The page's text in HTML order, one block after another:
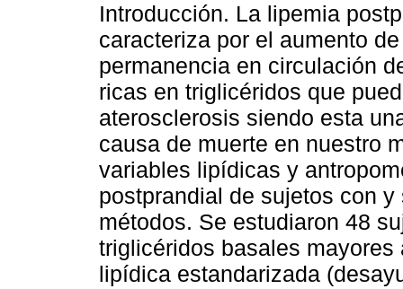
Introducción. La lipemia
caracteriza por el aumento
permanencia en circulación
ricas en triglicéridos que
aterosclerosis siendo esta
causa de muerte en nuestro
variables lipídicas y
postprandial de sujetos con
métodos. Se estudiaron 48
triglicéridos basales
lipídica estandarizada